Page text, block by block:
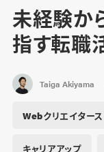
未経験か
指す転職
Taiga Akiyama
Webクリエイター
キャリアアップ